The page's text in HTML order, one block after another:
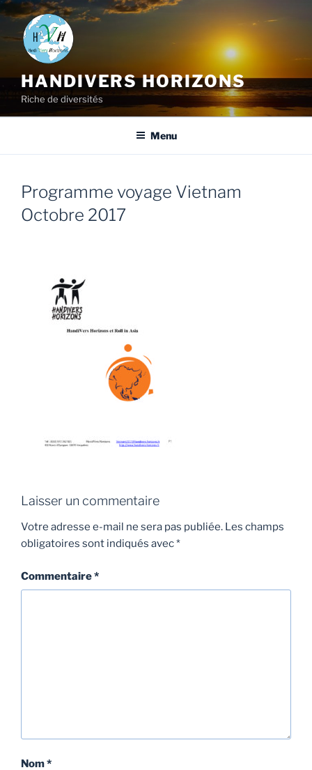
HANDIVERS HORIZONS
Riche de diversités
Menu
Programme voyage Vietnam
Octobre 2017
Laisser un commentaire
Votre adresse e-mail ne sera pas publiée. Les champs
obligatoires sont indiqués avec*
Commentaire*
Nom*